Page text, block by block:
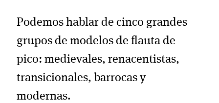
Podemos hablar de cinco grandes
grupos de modelos de flauta de
pico: medievales, renacentistas,
transicionales, barrocas y
modernas.